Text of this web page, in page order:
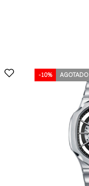
-10%
-10%
-10% AGOTADO